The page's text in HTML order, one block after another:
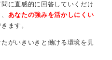
に直感的に回答していくだけ
あなたの強みを活かしにくい
ます。
がいきいきと働ける環境を見